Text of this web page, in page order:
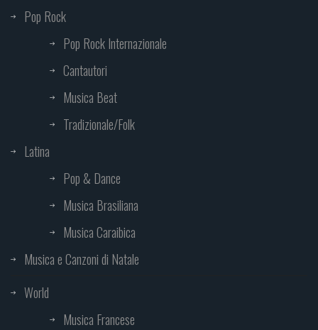
Pop Rock
Pop Rock Internazionale
Cantautori
Musica Beat
Tradizionale/Folk
Latina
Pop & Dance
Musica Brasiliana
Musica Caraibica
Musica e Canzoni di Natale
World
Musica Francese